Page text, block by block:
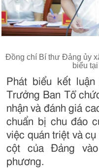
Đồng chí Bí thư Đảng ủy
biểu
Phát biểu kết
Trưởng Ban Tổ
nhận và đánh giá
chuẩn bị chu đáo
việc quán triệt và
cột của Đảng
phương.